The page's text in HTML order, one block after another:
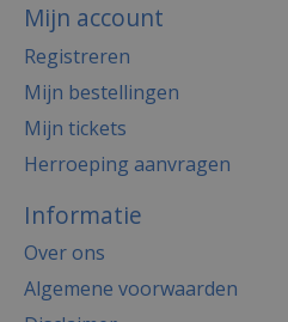
Mijn account
Registreren
Mijn bestellingen
Mijn tickets
Herroeping aanvragen
Informatie
Over ons
Algemene voorwaarden